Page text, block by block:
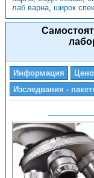
лаб варна, широк
Информация
Изследвания -